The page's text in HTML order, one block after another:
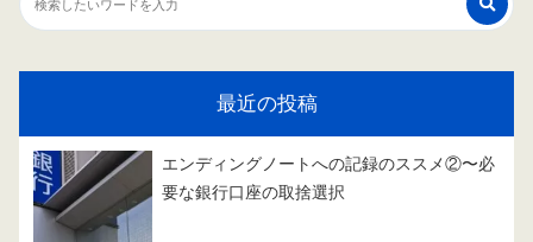
最近の投稿
エンディングノートへの記録のススメ②〜必
要な銀行口座の取捨選択